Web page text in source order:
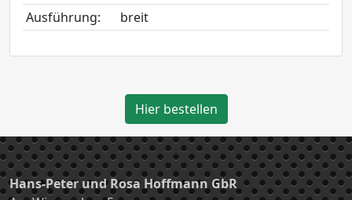
Ausführung:
breit
Hier bestellen
Hans-Peter und Rosa Hoffmann GbR